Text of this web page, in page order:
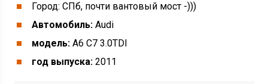
Город: СПб, почти вантовый мост -)))
Автомобиль: Audi
модель: A6 C7 3.0TDI
год выпуска: 2011